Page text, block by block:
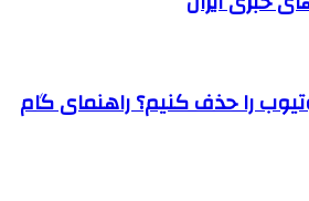
را حذف کنیم؟ راهنمای گام